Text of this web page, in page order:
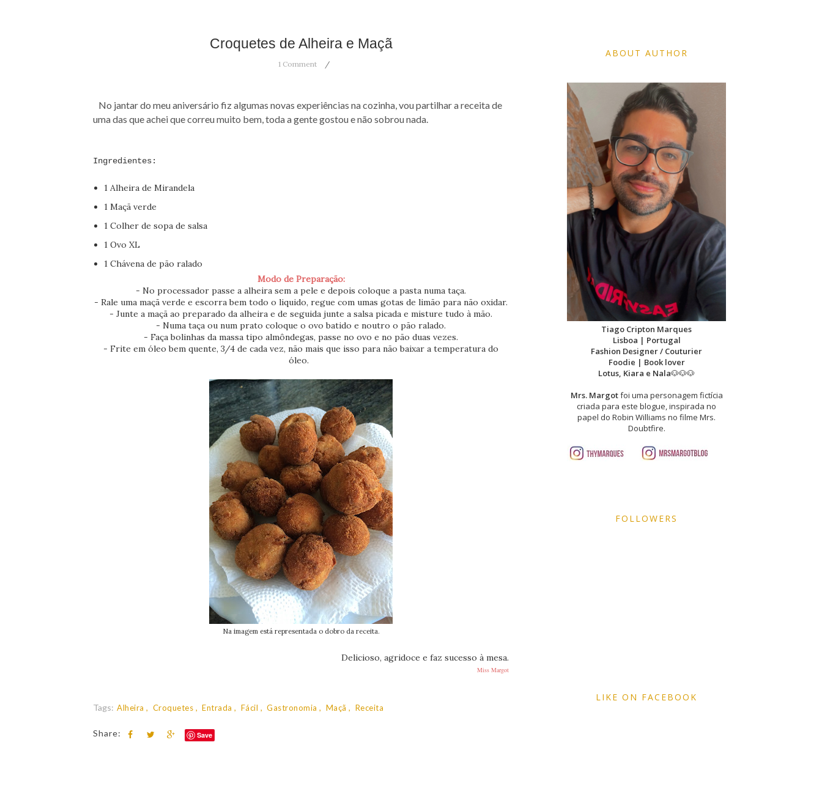
Croquetes de Alheira e Maçã
1 Comment
No jantar do meu aniversário fiz algumas novas experiências na cozinha, vou partilhar a receita de
uma das que achei que correu muito bem, toda a gente gostou e não sobrou nada.
Ingredientes:
1 Alheira de Mirandela
1 Maçã verde
1 Colher de sopa de salsa
1 Ovo XL
1 Chávena de pão ralado
Modo de Preparação:
- No processador passe a alheira sem a pele e depois coloque a pasta numa taça.
- Rale uma maçã verde e escorra bem todo o liquido, regue com umas gotas de limão para não oxidar.
- Junte a maçã ao preparado da alheira e de seguida junte a salsa picada e misture tudo à mão.
- Numa taça ou num prato coloque o ovo batido e noutro o pão ralado.
- Faça bolinhas da massa tipo almôndegas, passe no ovo e no pão duas vezes.
- Frite em óleo bem quente, 3/4 de cada vez, não mais que isso para não baixar a temperatura do
óleo.
Na imagem está representada o dobro da receita.
Delicioso, agridoce e faz sucesso à mesa.
Miss Margot
Tags: Alheira Croquetes Entrada Fácil Gastronomia Maçã Receita
Share: Save
ABOUT AUTHOR
Tiago Cripton Marques
Lisboa | Portugal
Fashion Designer / Couturier
Foodie | Book lover
Lotus, Kiara e Nala🐶🐶🐶
Mrs. Margotfoi uma personagem fictícia
criada para este blogue, inspirada no
papel do Robin Williams no filme Mrs.
Doubtfire.
FOLLOWERS
LIKE ON FACEBOOK